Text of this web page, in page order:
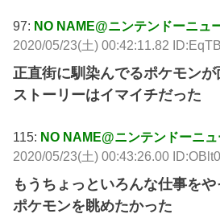
97: NO NAME@ニンテンドーニュ
2020/05/23(土) 00:42:11.82
正直街に馴染んでるポケモン
ストーリーはイマイチだった
115: NO NAME@ニンテンドーニ
2020/05/23(土) 00:43:26.00
もうちょっといろんな仕事を
ポケモンを眺めたかった